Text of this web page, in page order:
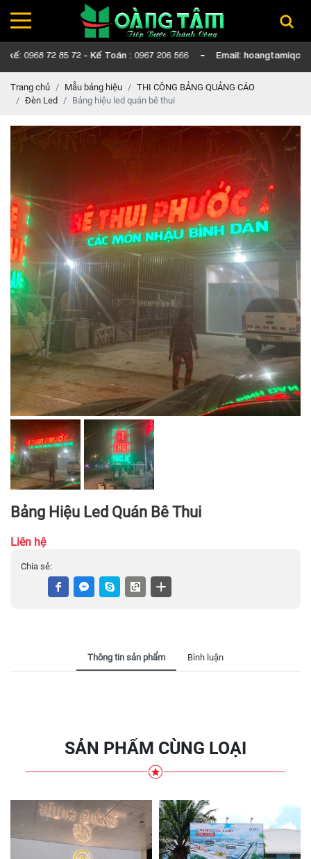
85 72 - Kế Toán : 0967 206 566 Email: hoangtamiqc@gmail.com
Trang chủ Mẫu bảng hiệu
THI CÔNG BẢNG QUẢNG CÁO
Đèn Led
Bảng hiệu led quán bê thui
Bảng Hiệu Led Quán Bê Thui
Liên hệ
Chia sẻ:
Thông tin sản phẩm Bình luận
SẢN PHẨM CÙNG LOẠI